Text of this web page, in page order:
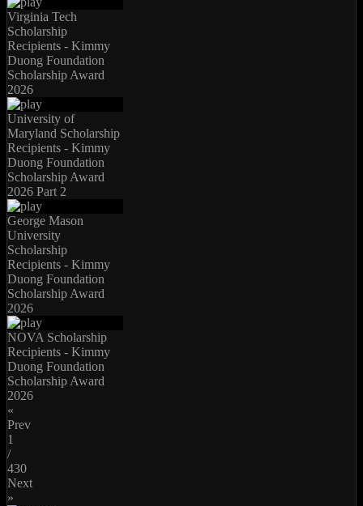
Virginia Tech
Scholarship
Recipients - Kimmy
Duong Foundation
Scholarship Award
2026
University of
Maryland Scholarship
Recipients - Kimmy
Duong Foundation
Scholarship Award
2026 Part 2
George Mason
University
Scholarship
Recipients - Kimmy
Duong Foundation
Scholarship Award
2026
NOVA Scholarship
Recipients - Kimmy
Duong Foundation
Scholarship Award
2026
«
Prev
1
/
430
Next
»